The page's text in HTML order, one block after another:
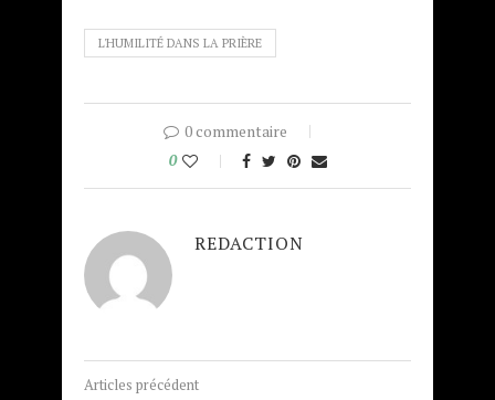
L'HUMILITÉ DANS LA PRIÈRE
0 commentaire
0
REDACTION
Articles précédent